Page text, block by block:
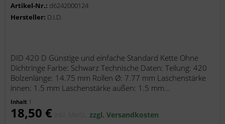
Artikel-Nr.: d6242000124
Hersteller: D.I.D.
DID 420 D Günstige und einfache Standard Kette Ohne
Dichtringe Farbe: Schwarz Technische Daten: Teilung: 420
Bolzenlänge: 14.75 mm Rollen Ø: 7.77 mm Laschenstärke
innen: 1.5 mm Laschenstärke außen: 1.5 mm...
Inhalt 1
18,50 € inkl. MwSt.zzgl. Versandkosten